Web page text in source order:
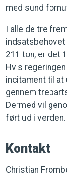
med sund
I alle de tre
indsatsbehovet
211 ton, er det
Hvis
incitament til at
gennem
Dermed vil
ført ud i verden.
Kontakt
Christian